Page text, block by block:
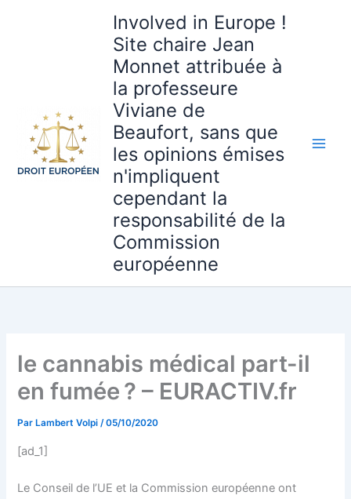
Involved in Europe !
Site chaire Jean
Monnet attribuée à
la professeure
Viviane de
Beaufort, sans que
les opinions émises
n'impliquent
cependant la
responsabilité de la
Commission
européenne
le cannabis médical part-il
en fumée ? – EURACTIV.fr
Par Lambert Volpi/05/10/2020
[ad_1]
Le Conseil de l’UE et la Commission européenne ont